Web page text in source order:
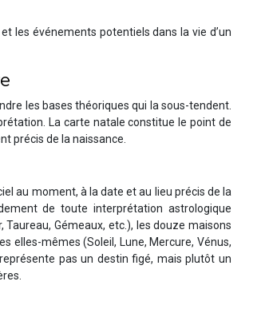
les événements potentiels dans la vie d’un
les bases théoriques qui la sous-tendent.
La carte natale constitue le point de
précis de la naissance.
au moment, à la date et au lieu précis de la
de toute interprétation astrologique
Gémeaux, etc.), les douze maisons
elles-mêmes (Soleil, Lune, Mercure, Vénus,
pas un destin figé, mais plutôt un